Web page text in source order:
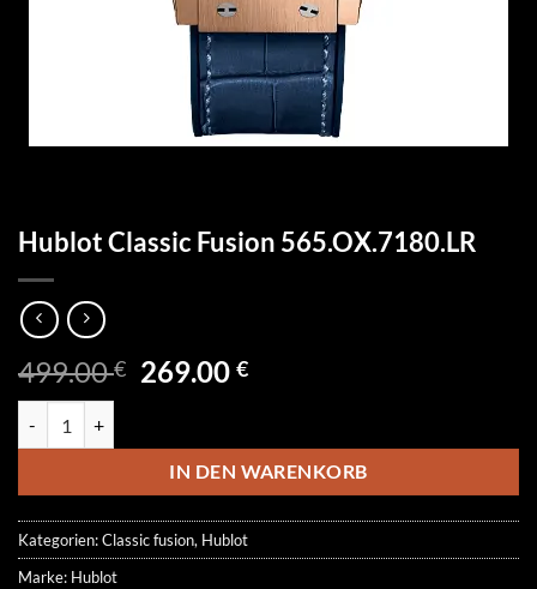
Hublot Classic Fusion 565.OX.7180.LR
499.00€ Ursprünglicher
499.00 €
269.00€Aktueller
269.00 €.
IN DEN WARENKORB
Kategorien:Classic fusion, Hublot
Marke: Hublot